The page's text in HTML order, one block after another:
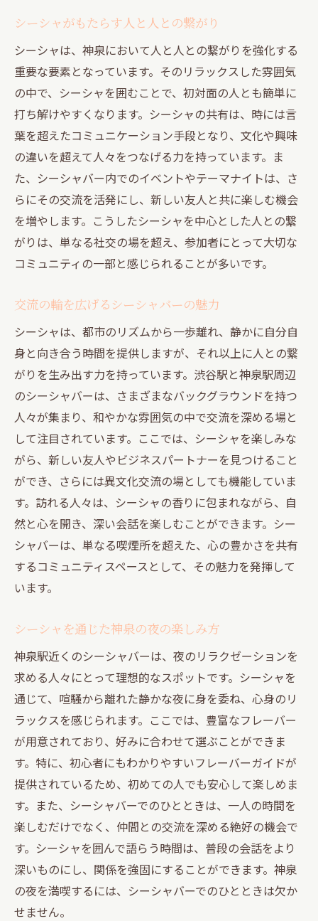
シーシャがもたらす人と人との繋がり
シーシャは、神泉において人と人との繋がりを強化する
重要な要素となっています。そのリラックスした雰囲気
の中で、シーシャを囲むことで、初対面の人とも簡単に
打ち解けやすくなります。シーシャの共有は、時には言
葉を超えたコミュニケーション手段となり、文化や興味
の違いを超えて人々をつなげる力を持っています。ま
た、シーシャバー内でのイベントやテーマナイトは、さ
らにその交流を活発にし、新しい友人と共に楽しむ機会
を増やします。こうしたシーシャを中心とした人との繋
がりは、単なる社交の場を超え、参加者にとって大切な
コミュニティの一部と感じられることが多いです。
交流の輪を広げるシーシャバーの魅力
シーシャは、都市のリズムから一歩離れ、静かに自分自
身と向き合う時間を提供しますが、それ以上に人との繋
がりを生み出す力を持っています。渋谷駅と神泉駅周辺
のシーシャバーは、さまざまなバックグラウンドを持つ
人々が集まり、和やかな雰囲気の中で交流を深める場と
して注目されています。ここでは、シーシャを楽しみな
がら、新しい友人やビジネスパートナーを見つけること
ができ、さらには異文化交流の場としても機能していま
す。訪れる人々は、シーシャの香りに包まれながら、自
然と心を開き、深い会話を楽しむことができます。シー
シャバーは、単なる喫煙所を超えた、心の豊かさを共有
するコミュニティスペースとして、その魅力を発揮して
います。
シーシャを通じた神泉の夜の楽しみ方
神泉駅近くのシーシャバーは、夜のリラクゼーションを
求める人々にとって理想的なスポットです。シーシャを
通じて、喧騒から離れた静かな夜に身を委ね、心身のリ
ラックスを感じられます。ここでは、豊富なフレーバー
が用意されており、好みに合わせて選ぶことができま
す。特に、初心者にもわかりやすいフレーバーガイドが
提供されているため、初めての人でも安心して楽しめま
す。また、シーシャバーでのひとときは、一人の時間を
楽しむだけでなく、仲間との交流を深める絶好の機会で
す。シーシャを囲んで語らう時間は、普段の会話をより
深いものにし、関係を強固にすることができます。神泉
の夜を満喫するには、シーシャバーでのひとときは欠か
せません。